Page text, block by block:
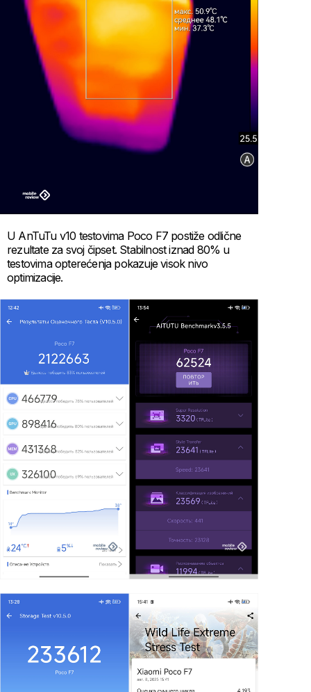
U AnTuTu v10 testovima Poco F7 postiže odlične
rezultate za svoj čipset. Stabilnost iznad 80% u
testovima opterećenja pokazuje visok nivo
optimizacije.